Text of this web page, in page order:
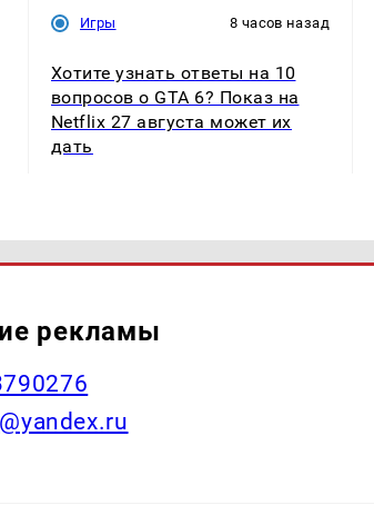
Игры 8 часов назад
Хотите узнать ответы на 10
вопросов о GTA 6? Показ на
Netflix 27 августа может их
дать
рекламы